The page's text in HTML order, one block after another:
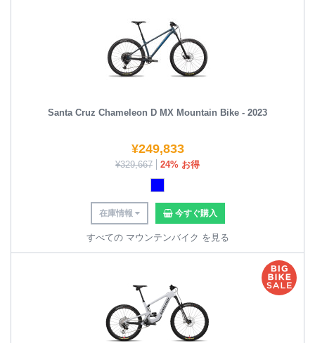
Santa Cruz Chameleon D MX Mountain Bike - 2023
¥249,833
¥329,667 24% お得
在庫情報 今すぐ購入
すべての マウンテンバイク を見る